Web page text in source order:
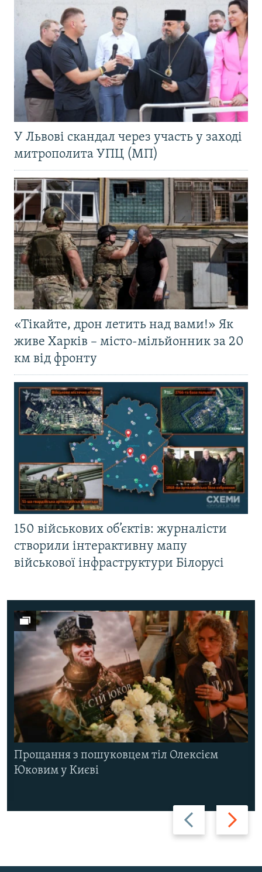
У Львові скандал через участь у заході
митрополита УПЦ (МП)
«Тікайте, дрон летить над вами!» Як
живе Харків – місто-мільйонник за 20
км від фронту
150 військових об’єктів: журналісти
створили інтерактивну мапу
військової інфраструктури Білорусі
Назад Вперед
Прощання з пошуковцем тіл Олексієм
Юковим у Києві